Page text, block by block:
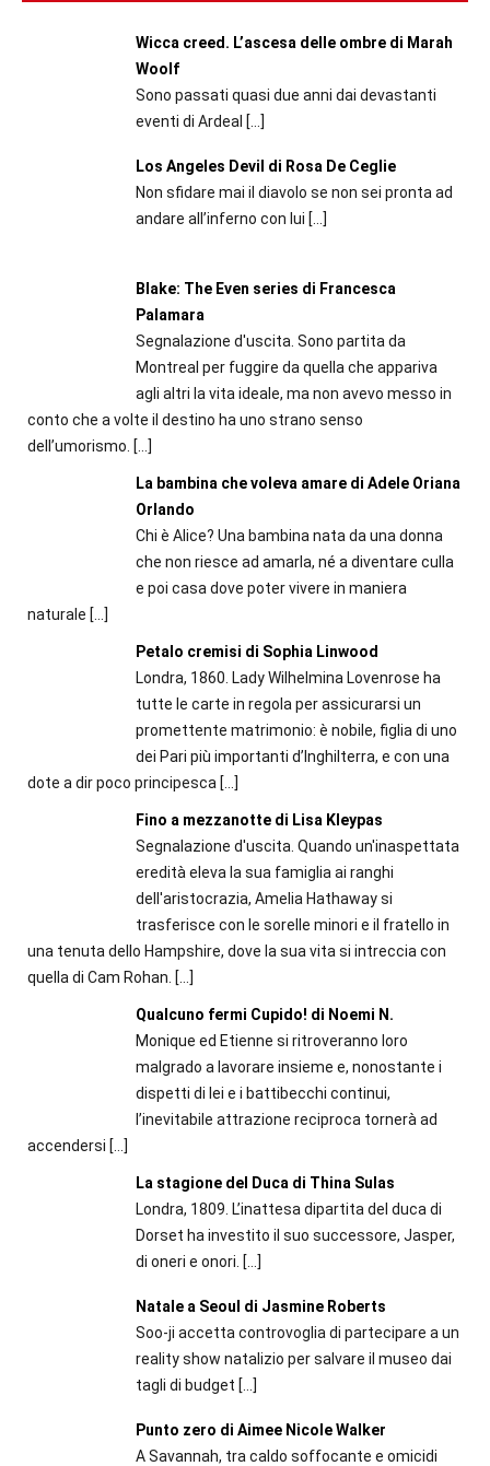
Wicca creed. L’ascesa delle ombre di Marah
Woolf
Sono passati quasi due anni dai devastanti
eventi di Ardeal […]
Los Angeles Devil di Rosa De Ceglie
Non sfidare mai il diavolo se non sei pronta ad
andare all’inferno con lui […]
Blake: The Even series di Francesca
Palamara
Segnalazione d'uscita. Sono partita da
Montreal per fuggire da quella che appariva
agli altri la vita ideale, ma non avevo messo in
conto che a volte il destino ha uno strano senso
dell’umorismo. […]
La bambina che voleva amare di Adele Oriana
Orlando
Chi è Alice? Una bambina nata da una donna
che non riesce ad amarla, né a diventare culla
e poi casa dove poter vivere in maniera
naturale […]
Petalo cremisi di Sophia Linwood
Londra, 1860. Lady Wilhelmina Lovenrose ha
tutte le carte in regola per assicurarsi un
promettente matrimonio: è nobile, figlia di uno
dei Pari più importanti d’Inghilterra, e con una
dote a dir poco principesca […]
Fino a mezzanotte di Lisa Kleypas
Segnalazione d'uscita. Quando un'inaspettata
eredità eleva la sua famiglia ai ranghi
dell'aristocrazia, Amelia Hathaway si
trasferisce con le sorelle minori e il fratello in
una tenuta dello Hampshire, dove la sua vita si intreccia con
quella di Cam Rohan. […]
Qualcuno fermi Cupido! di Noemi N.
Monique ed Etienne si ritroveranno loro
malgrado a lavorare insieme e, nonostante i
dispetti di lei e i battibecchi continui,
l’inevitabile attrazione reciproca tornerà ad
accendersi […]
La stagione del Duca di Thina Sulas
Londra, 1809. L’inattesa dipartita del duca di
Dorset ha investito il suo successore, Jasper,
di oneri e onori. […]
Natale a Seoul di Jasmine Roberts
Soo-ji accetta controvoglia di partecipare a un
reality show natalizio per salvare il museo dai
tagli di budget […]
Punto zero di Aimee Nicole Walker
A Savannah, tra caldo soffocante e omicidi